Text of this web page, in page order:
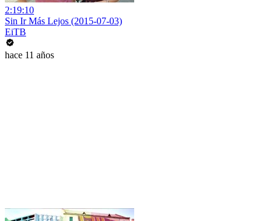
2:19:10
Sin Ir Más Lejos (2015-07-03)
EiTB
hace 11 años